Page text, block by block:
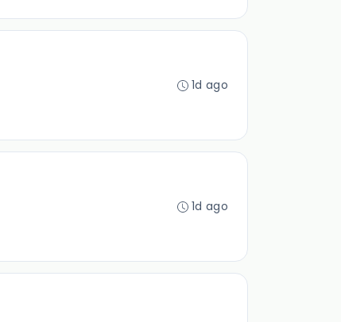
1d ago
1d ago